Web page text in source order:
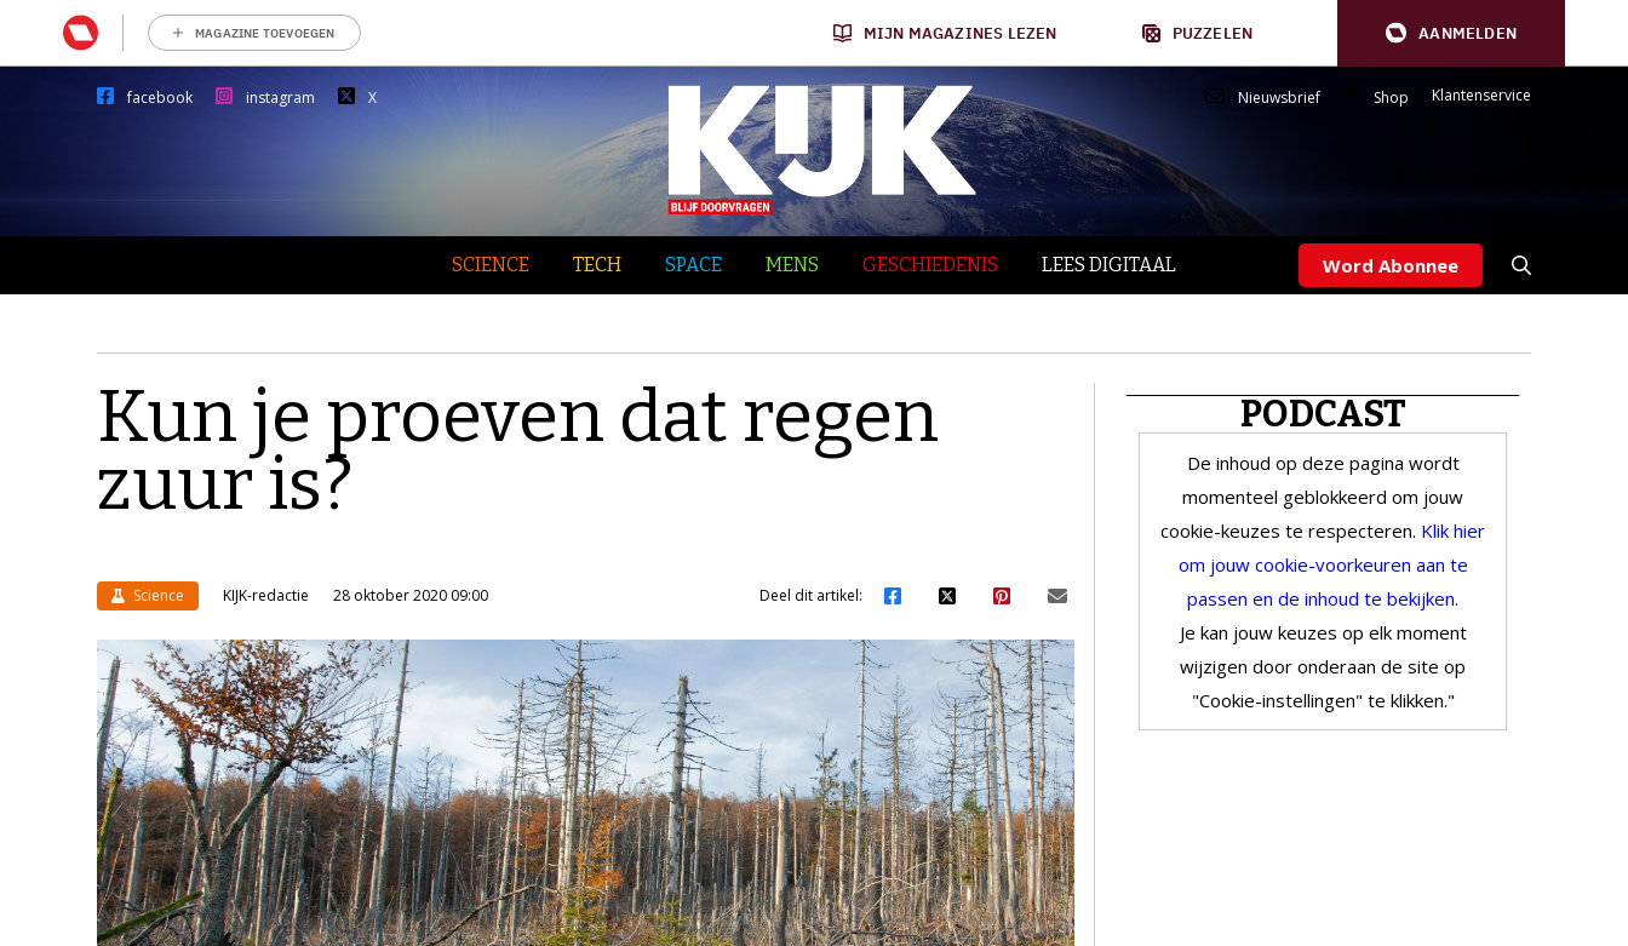
MAGAZINE TOEVOEGEN MIJN MAGAZINES LEZEN PUZZELEN AANMELDEN
facebook instagram X Nieuwsbrief Shop Klantenservice
SCIENCE TECH SPACE MENS GESCHIEDENIS LEES DIGITAAL Word Abonnee
Kun je proeven dat regen
zuur is?
Science KIJK-redactie 28 oktober 2020 09:00 Deel dit artikel:
PODCAST
De inhoud op deze pagina wordt
momenteel geblokkeerd om jouw
cookie-keuzes te respecteren. Klik hier
om jouw cookie-voorkeuren aan te
passen en de inhoud te bekijken.
Je kan jouw keuzes op elk moment
wijzigen door onderaan de site op
"Cookie-instellingen" te klikken."